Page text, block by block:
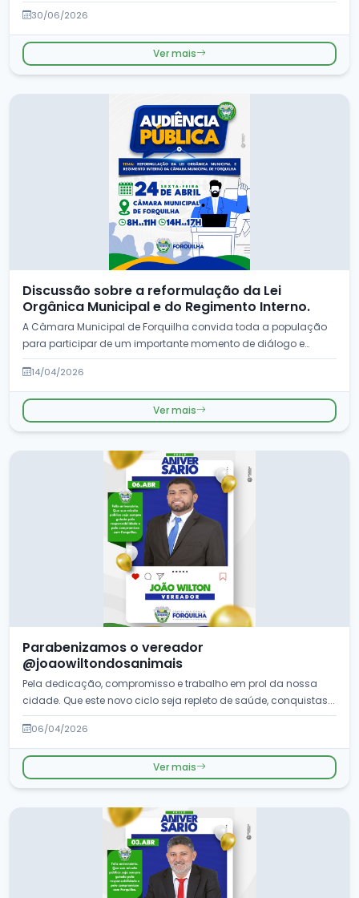
Entrega de T&i...
30/06/2026
Ver mais
Discussão sobre a reformulação da Lei
Orgânica Municipal e do Regimento Interno.
A Câmara Municipal de Forquilha convida toda a população
para participar de um importante momento de diálogo e
constru&cced...
14/04/2026
Ver mais
Parabenizamos o vereador
@joaowiltondosanimais
Pela dedicação, compromisso e trabalho em prol da nossa
cidade. Que este novo ciclo seja repleto de saúde, conquistas...
06/04/2026
Ver mais